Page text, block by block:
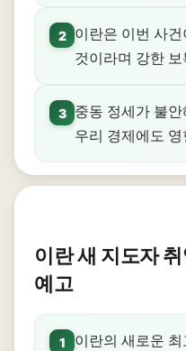
2
이란은 이번 사
것이라며 강한
3
중동 정세가 불
우리 경제에도
이란 새 지도자
예고
1
이란의 새로운